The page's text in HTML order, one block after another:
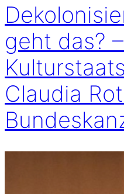
geht das?
Claudia